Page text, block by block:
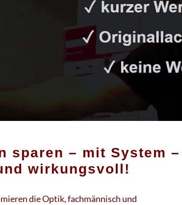
sparen – mit System –
wirkungsvoll!
die Optik, fachmännisch und